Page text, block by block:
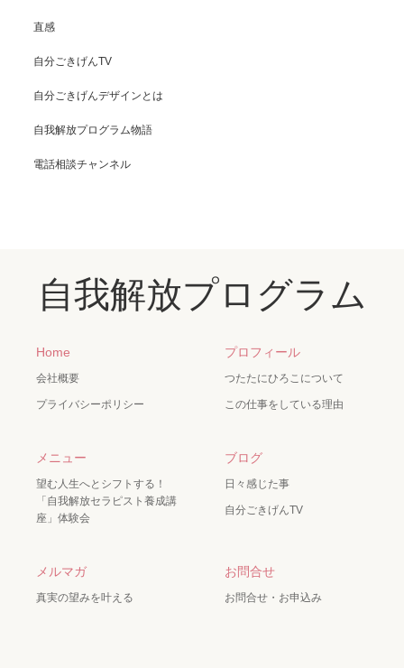
直感
自分ごきげんTV
自分ごきげんデザインとは
自我解放プログラム物語
電話相談チャンネル
自我解放プログラム
Home
会社概要
プライバシーポリシー
プロフィール
つたたにひろこについて
この仕事をしている理由
メニュー
望む人生へとシフトする！
「自我解放セラピスト養成講
座」体験会
ブログ
日々感じた事
自分ごきげんTV
メルマガ
真実の望みを叶える
お問合せ
お問合せ・お申込み